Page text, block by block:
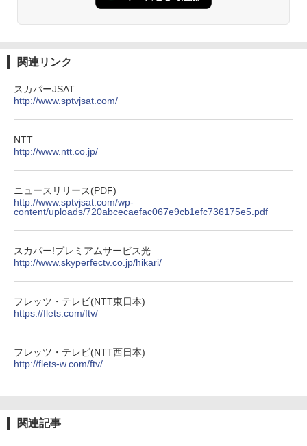
関連リンク
スカパーJSAT
http://www.sptvjsat.com/
NTT
http://www.ntt.co.jp/
ニュースリリース(PDF)
http://www.sptvjsat.com/wp-
content/uploads/720abcecaefac067e9cb1efc736175e5.pdf
スカパー!プレミアムサービス光
http://www.skyperfectv.co.jp/hikari/
フレッツ・テレビ(NTT東日本)
https://flets.com/ftv/
フレッツ・テレビ(NTT西日本)
http://flets-w.com/ftv/
関連記事